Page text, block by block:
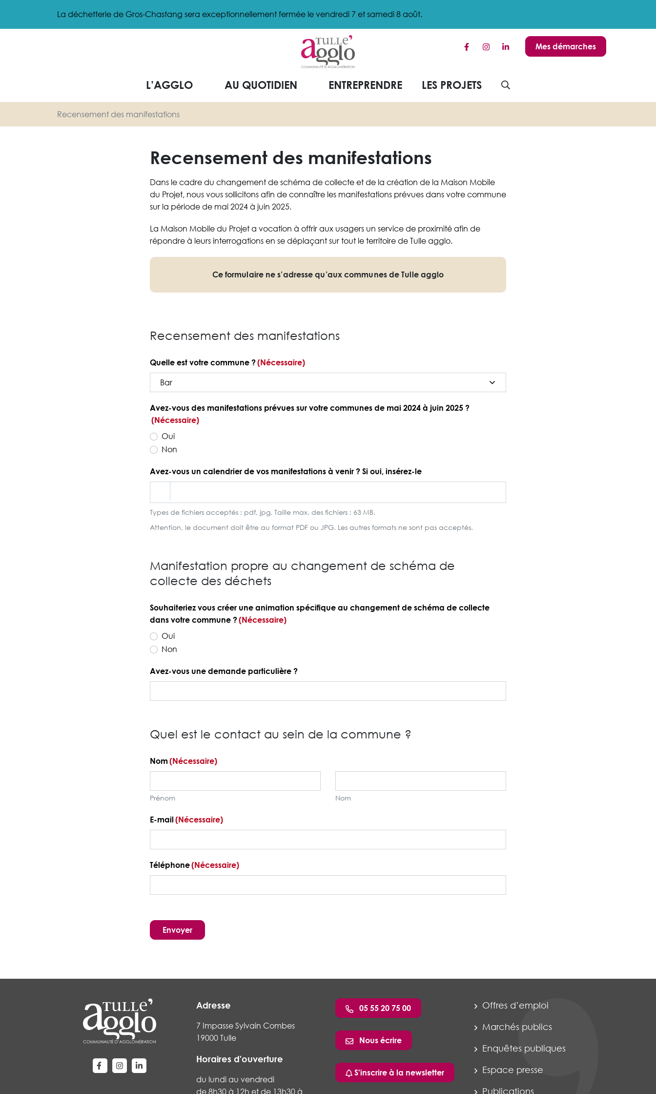
contenu
La déchetterie de Gros-Chastang sera exceptionnellement fermée le vendredi 7 et samedi 8 août.
Lien vers le compte Facebook
Lien vers le compte Instagram
Lien vers le compte Linkedin
Mes démarches
L’AGGLO AU QUOTIDIEN ENTREPRENDRE LES PROJETS AFFICHER LA RECHERCHE
Recensement des manifestations
Recensement des manifestations
Dans le cadre du changement de schéma de collecte et de la création de la Maison Mobile
du Projet, nous vous sollicitons afin de connaître les manifestations prévues dans votre commune
sur la période de mai 2024 à juin 2025.
La Maison Mobile du Projet a vocation à offrir aux usagers un service de proximité afin de
répondre à leurs interrogations en se déplaçant sur tout le territoire de Tulle agglo.
Ce formulaire ne s’adresse qu’aux communes de Tulle agglo
Recensement des manifestations
Quelle est votre commune ?(Nécessaire)
Avez-vous des manifestations prévues sur votre communes de mai 2024 à juin 2025 ?
(Nécessaire)
Oui
Non
Avez-vous un calendrier de vos manifestations à venir ? Si oui, insérez-le
Types de fichiers acceptés : pdf, jpg, Taille max. des fichiers : 63 MB.
Attention, le document doit être au format PDF ou JPG. Les autres formats ne sont pas acceptés.
Manifestation propre au changement de schéma de
collecte des déchets
Souhaiteriez vous créer une animation spécifique au changement de schéma de collecte
dans votre commune ?(Nécessaire)
Oui
Non
Avez-vous une demande particulière ?
Quel est le contact au sein de la commune ?
Nom(Nécessaire)
Prénom Nom
E-mail (Nécessaire)
Téléphone(Nécessaire)
Lien vers le compte Facebook
Lien vers le compte Instagram
Lien vers le compte Linkedin
Adresse
7 Impasse Sylvain Combes
19000 Tulle
Horaires d'ouverture
du lundi au vendredi
de 8h30 à 12h et de 13h30 à
05 55 20 75 00
Nous écrire
S'inscrire à la newsletter
Offres d’emploi
Marchés publics
Enquêtes publiques
Espace presse
Publications